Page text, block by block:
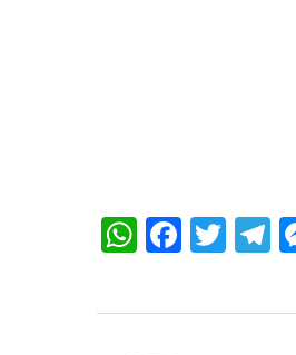
WhatsApp